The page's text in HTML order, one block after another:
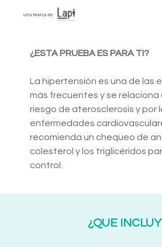
¿ESTA PRUEBA ES PARA TI?
La hipertensión es una de las
más frecuentes y se relaciona
riesgo de aterosclerosis y por
enfermedades
recomienda un chequeo de
colesterol y los triglicéridos
control.
¿QUE